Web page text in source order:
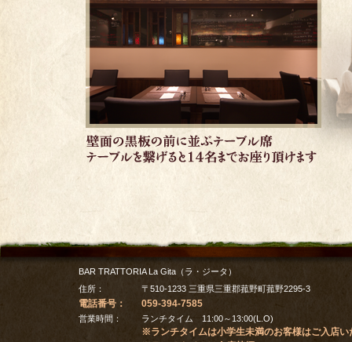
BAR TRATTORIA La Gita（ラ・ジータ）
住所：
〒 510-1233 三重県三重郡菰野町菰野2295-3
電話番号： 059-394-7585
営業時間： ランチタイム 11:00～13:00(L.O)
※ランチタイムは小学生未満のお客様はご入店